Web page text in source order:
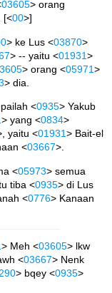
03605> orang
[<00>]
> ke Lus <03870>
> -- yaitu <01931>
> orang <05971>
> dia.
<0935> Yakub
> yang <0834>
yaitu <01931> Bait-el
<03667>.
<05973> semua
tiba <0935> di Lus
<0776> Kanaan
> Meh <03605> lkw
<03667> Nenk
> bqey <0935>